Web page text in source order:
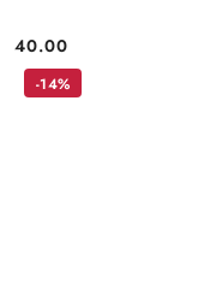
Cena:
40.00
-14%